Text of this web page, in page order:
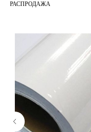
РАСПРОДАЖА